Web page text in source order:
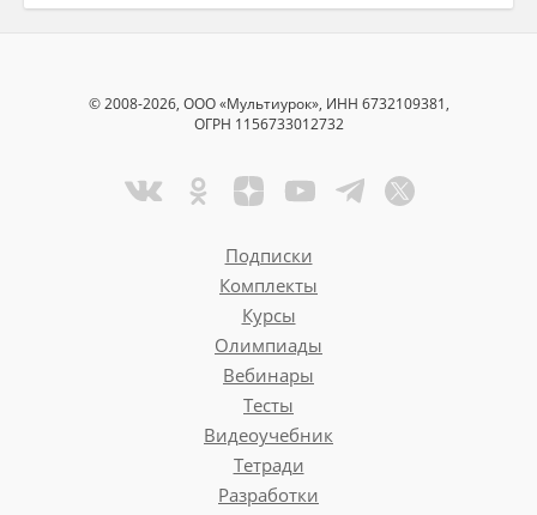
© 2008-2026, ООО «Мультиурок», ИНН 6732109381,
ОГРН 1156733012732
Подписки
Комплекты
Курсы
Олимпиады
Вебинары
Тесты
Видеоучебник
Тетради
Разработки